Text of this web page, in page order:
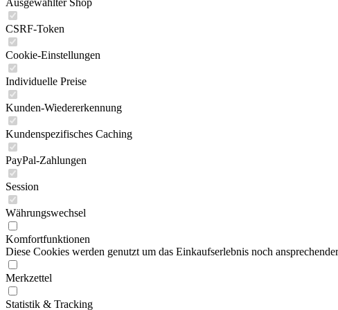
Ausgewählter Shop
CSRF-Token
Cookie-Einstellungen
Individuelle Preise
Kunden-Wiedererkennung
Kundenspezifisches Caching
PayPal-Zahlungen
Session
Währungswechsel
Komfortfunktionen
Diese Cookies werden genutzt um das Einkaufserlebnis noch
Merkzettel
Statistik & Tracking